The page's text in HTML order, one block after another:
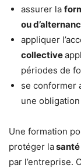
assurer la
ou
appliquer
collective
périodes de
se conformer
une
Une formation
protéger la
par l’entreprise.